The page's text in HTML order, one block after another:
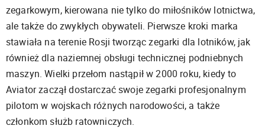
zegarkowym, kierowana nie tylko do miłośników lotnictwa,
ale także do zwykłych obywateli. Pierwsze kroki marka
stawiała na terenie Rosji tworząc zegarki dla lotników, jak
również dla naziemnej obsługi technicznej podniebnych
maszyn. Wielki przełom nastąpił w 2000 roku, kiedy to
Aviator zaczął dostarczać swoje zegarki profesjonalnym
pilotom w wojskach różnych narodowości, a także
członkom służb ratowniczych.